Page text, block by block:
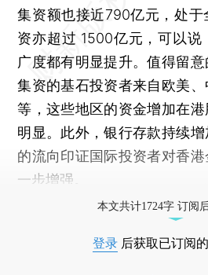
集资额也接近790亿元，处
资亦超过 1500亿元，可以说
广度都有明显提升。值得留
集资的基石投资者来自欧美
等，这些地区的资金增加在
明显。此外，银行存款持续
的流向印证国际投资者对香
一步增强。
本文共计1724字 订阅
登录 后获取已订阅